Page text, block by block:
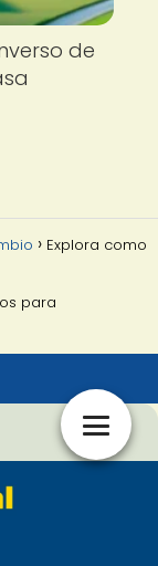
de
Explora como
para